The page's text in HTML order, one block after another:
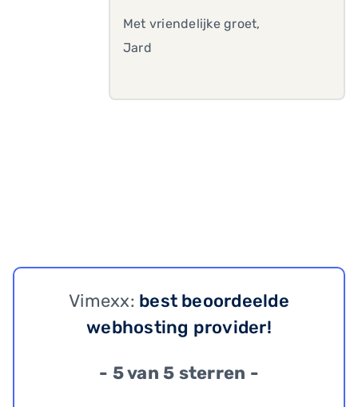
Met vriendelijke groet,
Jard
Vimexx: best beoordeelde
webhosting provider!
- 5 van 5 sterren -